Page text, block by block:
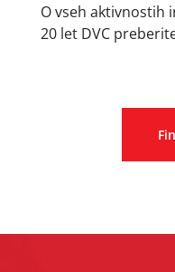
O vseh aktivnostih
20 let DVC